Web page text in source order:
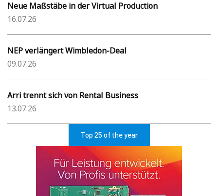
Neue Maßstäbe in der Virtual Production
16.07.26
NEP verlängert Wimbledon-Deal
09.07.26
Arri trennt sich von Rental Business
13.07.26
Top 25 of the year